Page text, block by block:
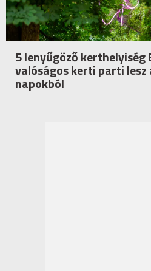
5 lenyűgöző kerthelyiség
valóságos kerti parti
napokból